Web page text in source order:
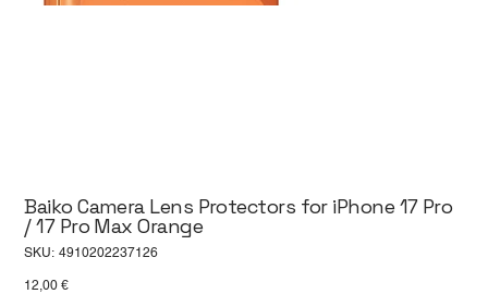
Baiko Camera Lens Protectors for iPhone 17 Pro
/ 17 Pro Max Orange
SKU: SKU
4910202237126
Price
12,00 €